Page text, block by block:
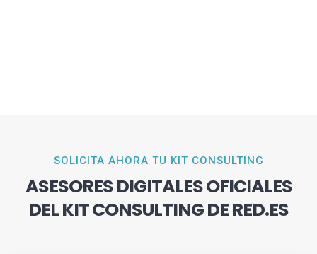
SOLICITA AHORA TU KIT CONSULTING
ASESORES DIGITALES OFICIALES
DEL KIT CONSULTING DE RED.ES